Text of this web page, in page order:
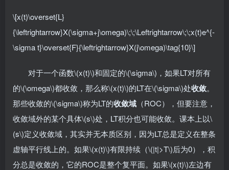
\[x(t)\overset{L}
{\leftrightarrow}X(\sigma+j\omega)\;\;\Leftrightarrow\;\;x(t)e^{-
\sigma t}\overset{F}{\leftrightarrow}X(j\omega)\tag{10}\]
对于一个函数\(x(t)\)和固定的\(\sigma\)，如果LT对所有
的\(\omega\)都收敛，那么称\(x(t)\)的LT在\(\sigma\)处收敛。
那些收敛的\(\sigma\)称为LT的收敛域 （ROC），但要注意，
收敛域外的某个具体\(s\)处，LT积分也可能收敛。课本上以\
(s\)定义收敛域，其实并无本质区别，因为LT总是定义在整条
虚轴平行线上的。如果\(x(t)\)有限持续（\(|t|>T\)后为0），积
分总是收敛的，它的ROC是整个复平面。如果\(x(t)\)左边有